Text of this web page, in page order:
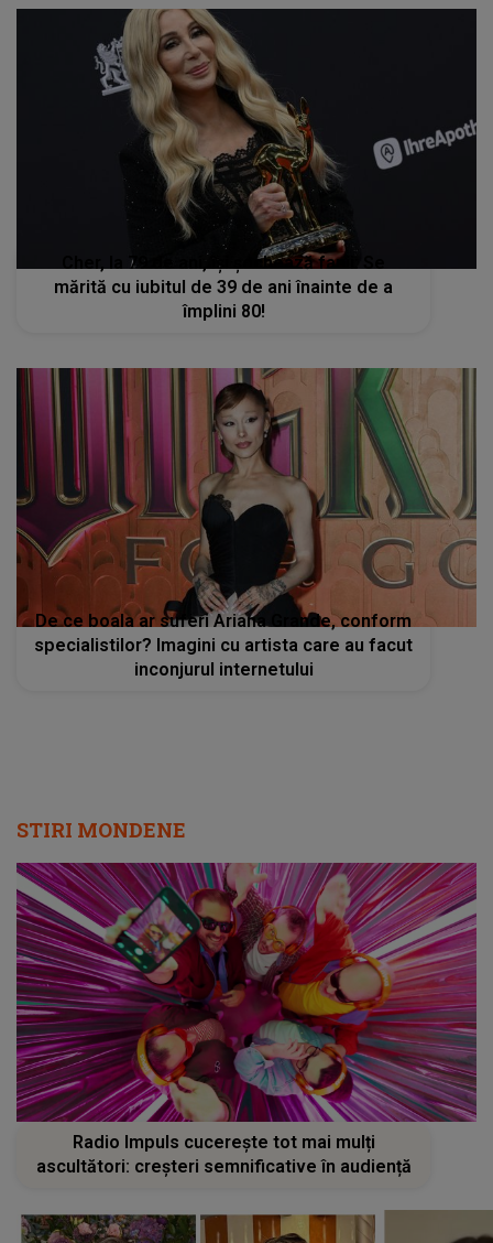
Cher, la 79 de ani, își șochează fanii: Se
mărită cu iubitul de 39 de ani înainte de a
împlini 80!
De ce boala ar suferi Ariana Grande, conform
specialistilor? Imagini cu artista care au facut
inconjurul internetului
STIRI MONDENE
Radio Impuls cucerește tot mai mulți
ascultători: creșteri semnificative în audiență